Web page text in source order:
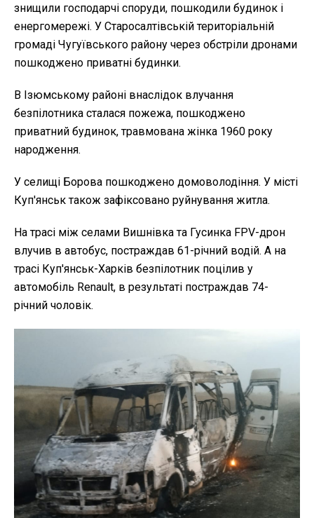
знищили господарчі споруди, пошкодили будинок і
енергомережі. У Старосалтівській територіальній
громаді Чугуївського району через обстріли дронами
пошкоджено приватні будинки.
В Ізюмському районі внаслідок влучання
безпілотника сталася пожежа, пошкоджено
приватний будинок, травмована жінка 1960 року
народження.
У селищі Борова пошкоджено домоволодіння. У місті
Куп'янськ також зафіксовано руйнування житла.
На трасі між селами Вишнівка та Гусинка FPV-дрон
влучив в автобус, постраждав 61-річний водій. А на
трасі Куп'янськ-Харків безпілотник поцілив у
автомобіль Renault, в результаті постраждав 74-
річний чоловік.